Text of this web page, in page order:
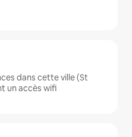
dans cette ville (St
un accès wifi